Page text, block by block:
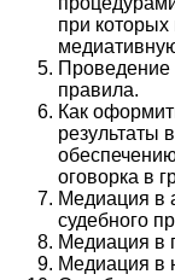
при
Проведение
правила.
Как
результаты
оговорка в
Медиация в
судебного
Медиация в
Медиация в